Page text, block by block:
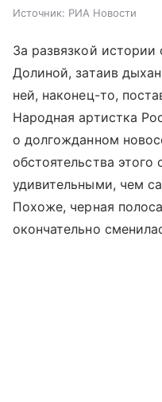
Источник: РИА Новости
За развязкой
Долиной, затаив
ней, наконец-то,
Народная артистка
о долгожданном
обстоятельства
удивительными, чем
Похоже, черная
окончательно